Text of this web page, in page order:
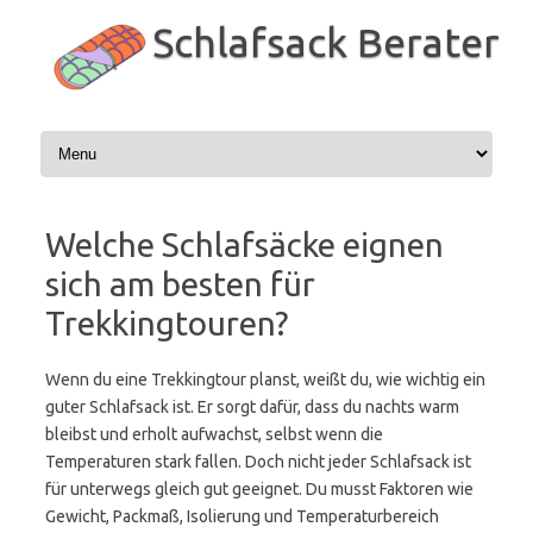
springen
Schlafsack Berater
Welche Schlafsäcke eignen
sich am besten für
Trekkingtouren?
Wenn du eine Trekkingtour planst, weißt du, wie wichtig ein
guter Schlafsack ist. Er sorgt dafür, dass du nachts warm
bleibst und erholt aufwachst, selbst wenn die
Temperaturen stark fallen. Doch nicht jeder Schlafsack ist
für unterwegs gleich gut geeignet. Du musst Faktoren wie
Gewicht, Packmaß, Isolierung und Temperaturbereich